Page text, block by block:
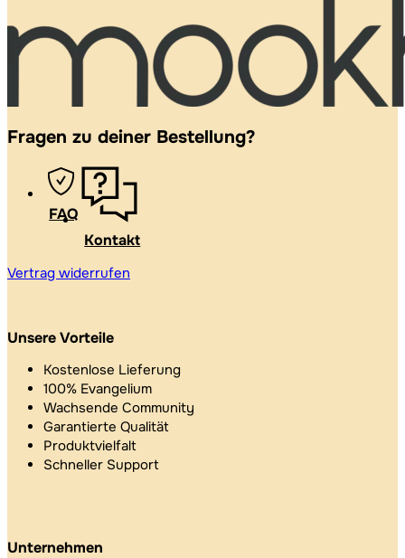
Fragen zu deiner Bestellung?
FAQ
Kontakt
Vertrag widerrufen
Unsere Vorteile
Kostenlose Lieferung
100% Evangelium
Wachsende Community
Garantierte Qualität
Produktvielfalt
Schneller Support
Unternehmen